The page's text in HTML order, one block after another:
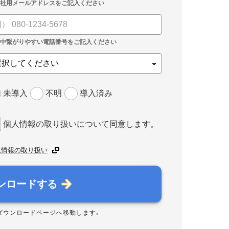
未導入 不明 導入済み
個人情報の取り扱いについて同意します。
報の取り扱い
ロードする
ウンロードページへ移動します。